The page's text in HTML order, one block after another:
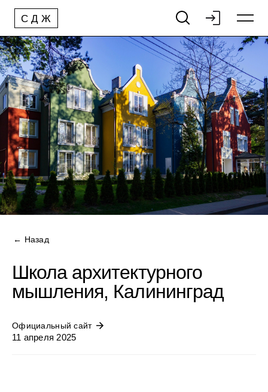
С Д Ж
← Назад
Школа архитектурного
мышления, Калининград
11 апреля 2025
Официальный сайт